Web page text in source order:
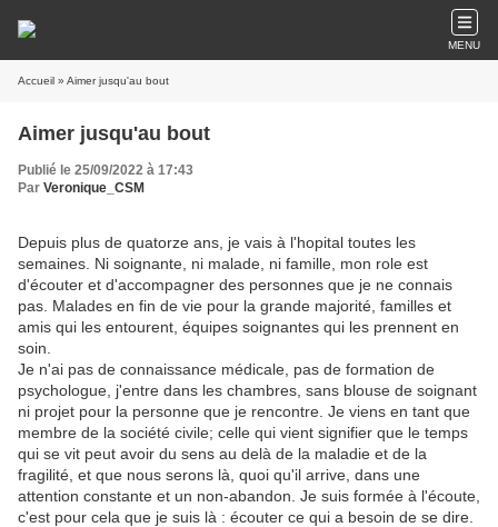
MENU
Accueil » Aimer jusqu'au bout
Aimer jusqu'au bout
Publié le 25/09/2022 à 17:43
Par Veronique_CSM
Depuis plus de quatorze ans, je vais à l'hopital toutes les
semaines. Ni soignante, ni malade, ni famille, mon role est
d'écouter et d'accompagner des personnes que je ne connais
pas. Malades en fin de vie pour la grande majorité, familles et
amis qui les entourent, équipes soignantes qui les prennent en
soin.
Je n'ai pas de connaissance médicale, pas de formation de
psychologue, j'entre dans les chambres, sans blouse de soignant
ni projet pour la personne que je rencontre. Je viens en tant que
membre de la société civile; celle qui vient signifier que le temps
qui se vit peut avoir du sens au delà de la maladie et de la
fragilité, et que nous serons là, quoi qu'il arrive, dans une
attention constante et un non-abandon. Je suis formée à l'écoute,
c'est pour cela que je suis là : écouter ce qui a besoin de se dire.